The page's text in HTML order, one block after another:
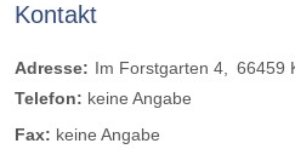
Kontakt
Adresse: Im Forstgarten 4 66459
Telefon: keine Angabe
Fax: keine Angabe